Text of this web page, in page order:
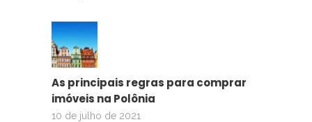
As principais regras para comprar
imóveis na Polônia
10 de julho de 2021